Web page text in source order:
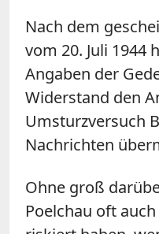
Nach dem
vom 20. Juli 1944
Angaben der
Widerstand den
Umsturzversuch
Nachrichten
Ohne groß
Poelchau oft